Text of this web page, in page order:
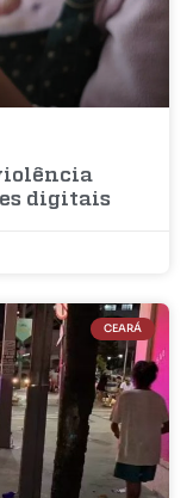
digitais
CEARÁ